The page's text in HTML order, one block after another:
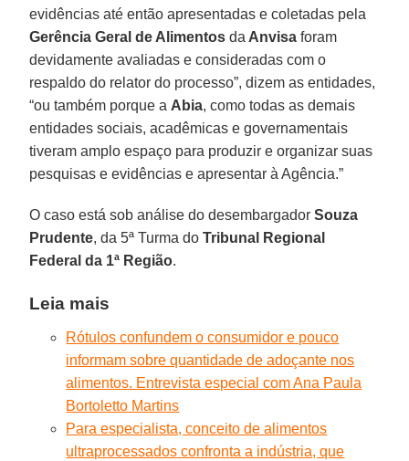
evidências até então apresentadas e coletadas pela
Gerência Geral de Alimentosda Anvisa foram
devidamente avaliadas e consideradas com o
respaldo do relator do processo”, dizem as entidades,
“ou também porque a Abia, como todas as demais
entidades sociais, acadêmicas e governamentais
tiveram amplo espaço para produzir e organizar suas
pesquisas e evidências e apresentar à Agência.”
O caso está sob análise do desembargadorSouza
Prudente, da 5ª Turma do Tribunal Regional
Federal da 1ª Região.
Leia mais
Rótulos confundem o consumidor e pouco
informam sobre quantidade de adoçante nos
alimentos. Entrevista especial com Ana Paula
Bortoletto Martins
Para especialista, conceito de alimentos
ultraprocessados confronta a indústria, que